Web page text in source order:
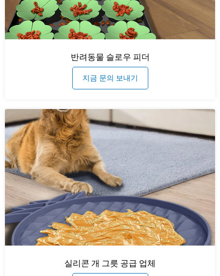
반려동물 슬로우 피더
지금 문의 보내기
실리콘 개 그릇 공급 업체